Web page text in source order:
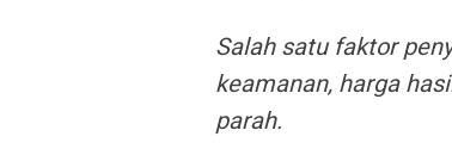
Salah satu faktor
keamanan, harga
parah.